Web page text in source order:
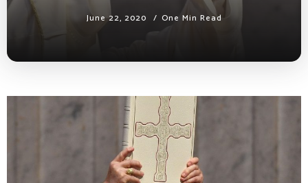
June 22, 2020 One Min Read